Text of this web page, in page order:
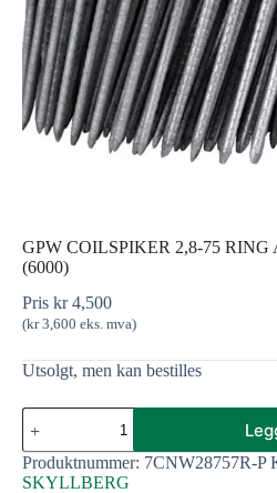
GPW COILSPIKER 2,8-75 RING
(6000)
Pris kr4,500
(kr3,600 eks. mva)
Utsolgt, men kan bestilles
Produktnummer: 7CNW28757R-P
SKYLLBERG